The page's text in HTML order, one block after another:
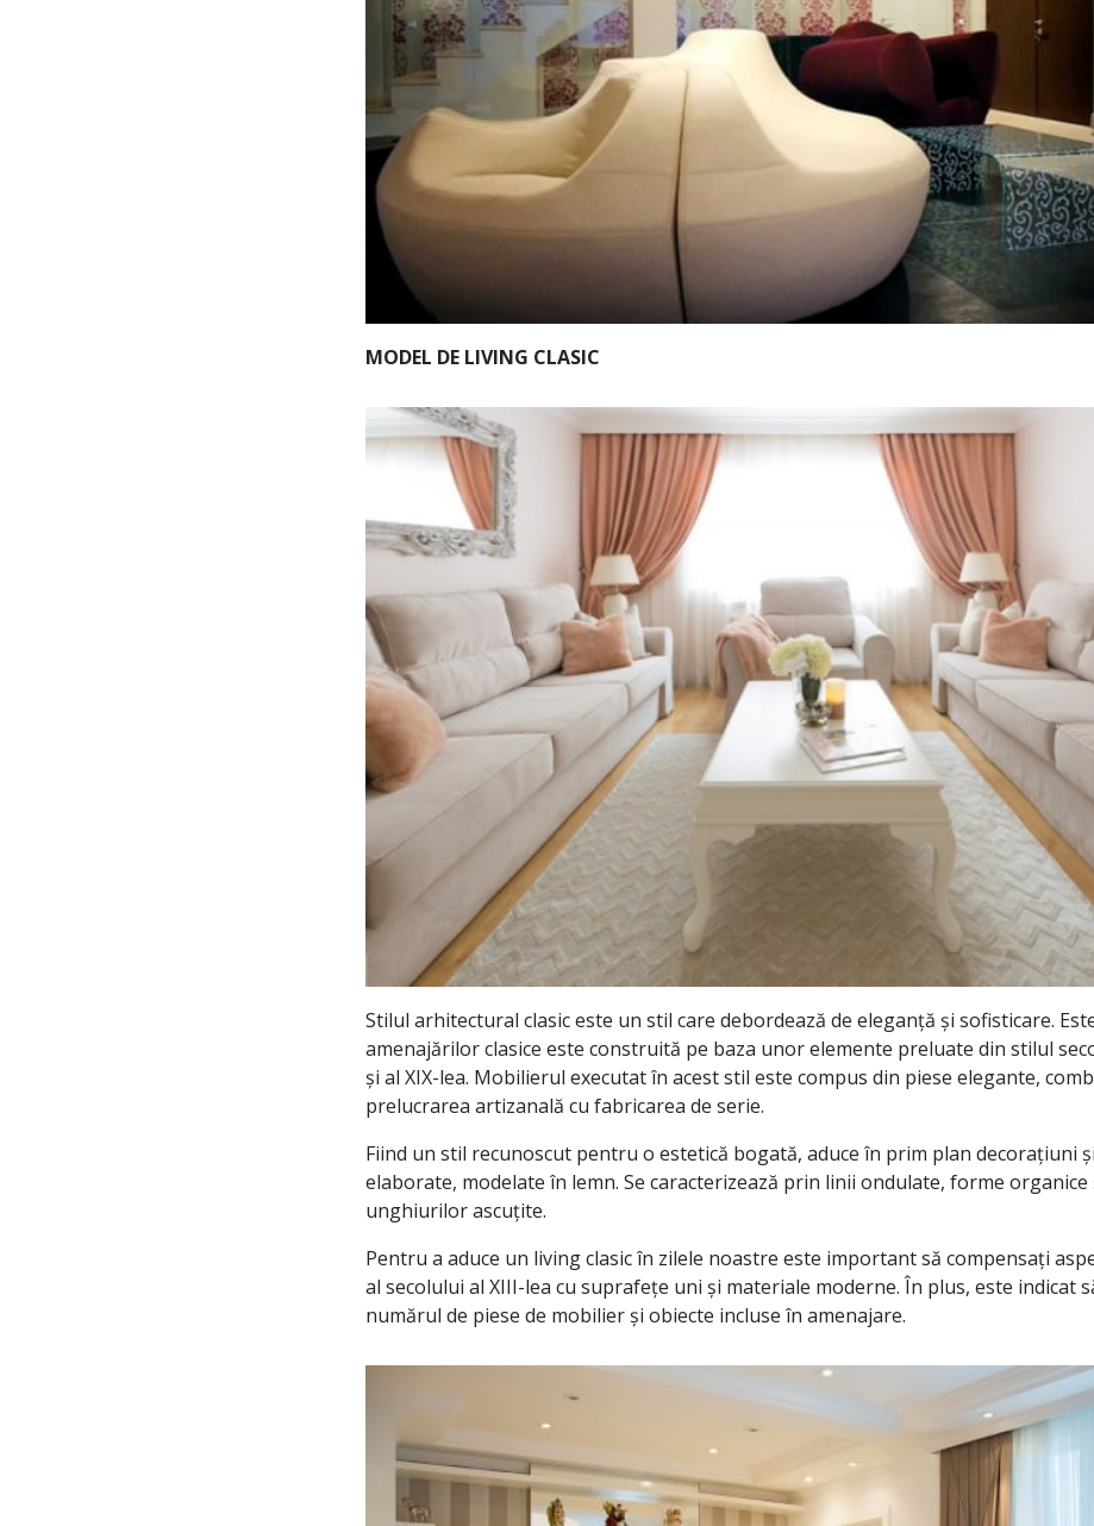
MODEL DE LIVING CLASIC
Stilul arhitectural clasic este un stil care debordează de eleganță și sofisticare.
amenajărilor clasice este construită pe baza unor elemente preluate din stilul
și al XIX-lea. Mobilierul executat în acest stil este compus din piese elegante,
prelucrarea artizanală cu fabricarea de serie.
Fiind un stil recunoscut pentru o estetică bogată, aduce în prim plan decorațiuni
elaborate, modelate în lemn. Se caracterizează prin linii ondulate, forme organice
unghiurilor ascuțite.
Pentru a aduce un living clasic în zilele noastre este important să compensați
al secolului al XIII-lea cu suprafețe uni și materiale moderne. În plus, este indicat
numărul de piese de mobilier și obiecte incluse în amenajare.